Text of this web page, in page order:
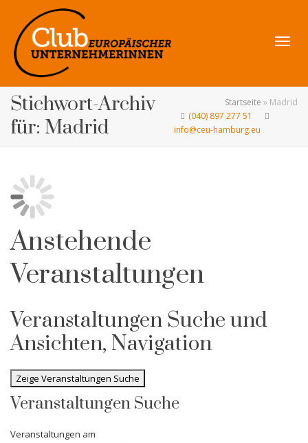
Stichwort-Archiv
für: Madrid
Startseite » Madrid
(040) 897 277 51
info@ceu-hamburg.eu
Anstehende
Veranstaltungen
Veranstaltungen Suche und
Ansichten, Navigation
Zeige Veranstaltungen Suche
Veranstaltungen Suche
Veranstaltungen am